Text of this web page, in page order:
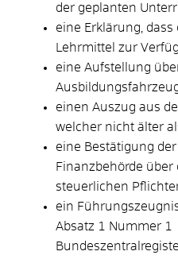
der geplanten
eine Erklärung,
Lehrmittel zur
eine Aufstellung
einen Auszug aus
welcher nicht älter
eine Bestätigung
Finanzbehörde
steuerlichen
ein
Absatz 1 Nummer 1